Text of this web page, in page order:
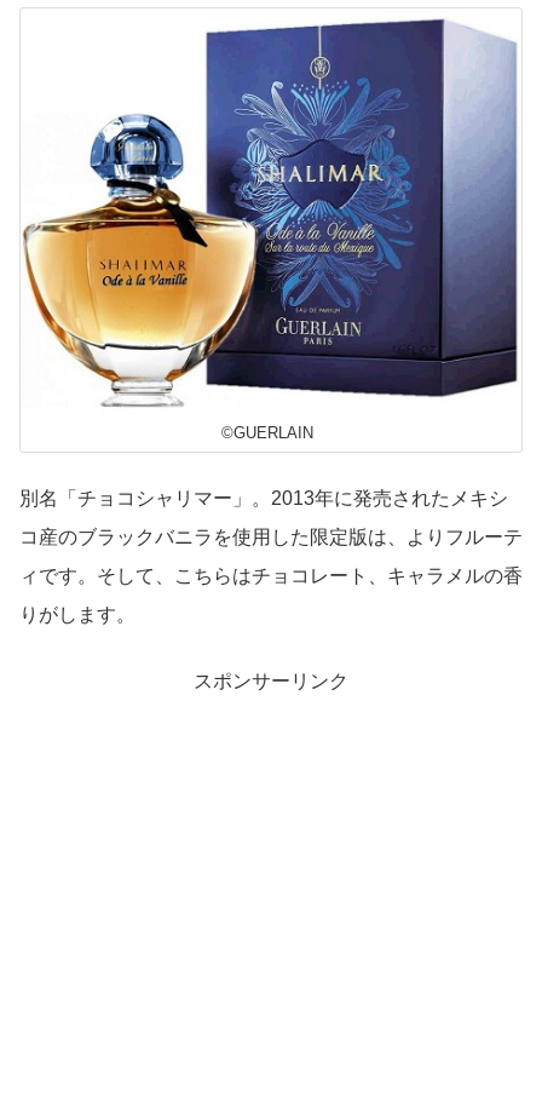
©GUERLAIN
別名「チョコシャリマー」。2013年に発売されたメキシ
コ産のブラックバニラを使用した限定版は、よりフルーテ
ィです。そして、こちらはチョコレート、キャラメルの香
りがします。
スポンサーリンク